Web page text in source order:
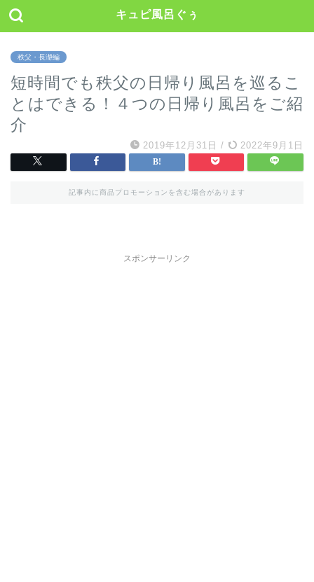
キュピ風呂ぐぅ
秩父・長瀞編
短時間でも秩父の日帰り風呂を巡るこ
とはできる！４つの日帰り風呂をご紹
介
2019年12月31日 / 2022年9月1日
記事内に商品プロモーションを含む場合があります
スポンサーリンク